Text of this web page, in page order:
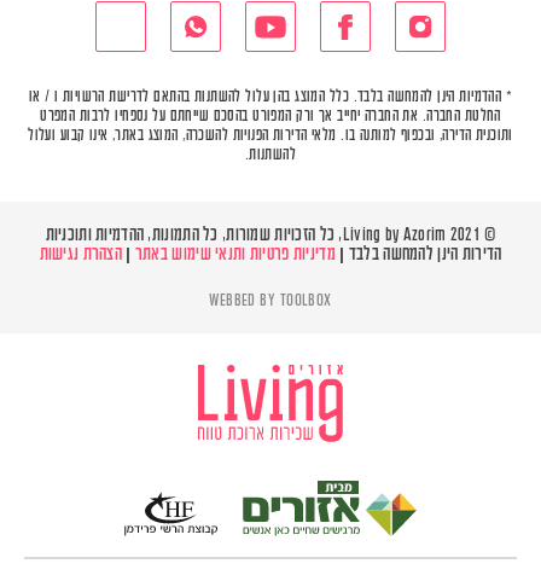
* ההדמיות הינן להמחשה בלבד. כלל המוצג בהן עלול להשתנות בהתאם לדרישת הרשויות ו / או
החלטת החברה. את החברה יחייב אך ורק המפורט בהסכם שייחתם על נספחיו לרבות המפרט
ותוכנית הדירה, ובכפוף למותנה בו. מלאי הדירות הפנויות להשכרה, המוצג באתר, אינו קבוע ועלול
להשתנות.
© Living by Azorim 2021, כל הזכויות שמורות, כל התמונות, ההדמיות ותוכניות
הדירות הינן להמחשה בלבד |
מדיניות פרטיות ותנאי שימוש באתר הצהרת נגישות
WEBBED BY TOOLBOX